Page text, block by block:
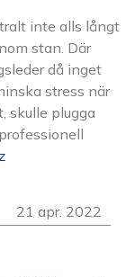
inte alls långt
stan. Där
då inget
stress när
skulle plugga
21 apr. 2022